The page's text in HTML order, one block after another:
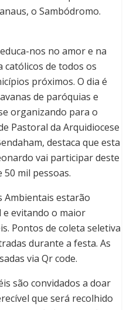
o Sambódromo.
nos no amor e na
de todos os
próximos. O dia é
de paróquias e
organizando para o
Pastoral da Arquidiocese
destaca que esta
vai participar deste
mil pessoas.
Ambientais estarão
e evitando o maior
Pontos de coleta seletiva
durante a festa. As
via Qr code.
são convidados a doar
que será recolhido